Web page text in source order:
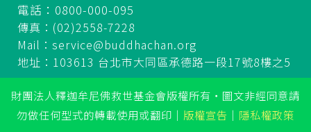
電話：0800-000-095
傳真：(02)2558-7228
Mail： service@buddhachan.org
地址：103613 台北市大同區承德路一段17號8樓之5
財團法人釋迦牟尼佛救世基金會版權所有‧圖文非經同意請
勿做任何型式的轉載使用或翻印 ｜ 版權宣告 ｜ 隱私權政策